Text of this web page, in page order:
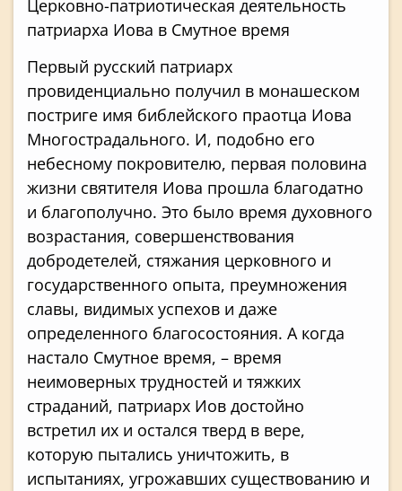
Церковно-патриотическая деятельность
патриарха Иова в Смутное время
Первый русский патриарх
провиденциально получил в монашеском
постриге имя библейского праотца Иова
Многострадального. И, подобно его
небесному покровителю, первая половина
жизни святителя Иова прошла благодатно
и благополучно. Это было время духовного
возрастания, совершенствования
добродетелей, стяжания церковного и
государственного опыта, преумножения
славы, видимых успехов и даже
определенного благосостояния. А когда
настало Смутное время, – время
неимоверных трудностей и тяжких
страданий, патриарх Иов достойно
встретил их и остался тверд в вере,
которую пытались уничтожить, в
испытаниях, угрожавших существованию и